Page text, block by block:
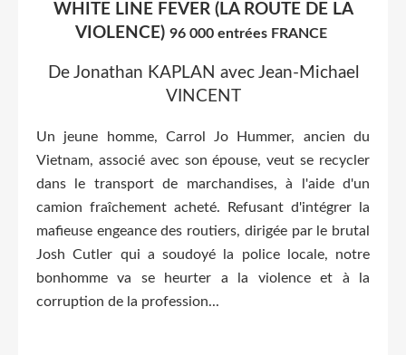
WHITE LINE FEVER (LA ROUTE DE LA
VIOLENCE) 96 000 entrées FRANCE
De Jonathan KAPLAN avec Jean-Michael
VINCENT
Un jeune homme, Carrol Jo Hummer, ancien du
Vietnam, associé avec son épouse, veut se recycler
dans le transport de marchandises, à l'aide d'un
camion fraîchement acheté. Refusant d'intégrer la
mafieuse engeance des routiers, dirigée par le brutal
Josh Cutler qui a soudoyé la police locale, notre
bonhomme va se heurter a la violence et à la
corruption de la profession...